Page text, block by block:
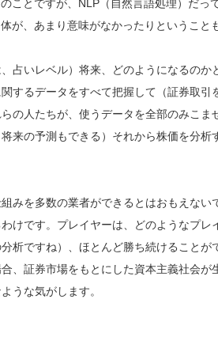
ことですが、NLP（自然言語処理）だっ
が、あまり意味がなかったりということ
占いレベル）将来、どのようになるの
するデータをすべて把握して（証券取引
の人たちが、使うデータを全部のみこ
来の予測もできる）それから株価を分
みを多数の業者ができるとはおもえない
けです。プレイヤーは、どのようなプレ
析ですね）、ほとんど勝ち続けること
、証券市場をもとにした資本主義社会
うな気がします。